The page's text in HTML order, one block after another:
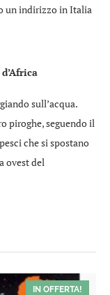
un indirizzo in Italia
sull’acqua.
piroghe, seguendo il
che si spostano
ovest del
IN OFFERTA!